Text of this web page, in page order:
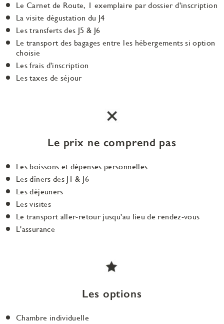
Le Carnet de Route, 1 exemplaire par dossier d'inscription
La visite dégustation du J4
Les transferts des J5 & J6
Le transport des bagages entre les hébergements si option
choisie
Les frais d'inscription
Les taxes de séjour
Le prix ne comprend pas
Les boissons et dépenses personnelles
Les dîners des J1 & J6
Les déjeuners
Les visites
Le transport aller-retour jusqu'au lieu de rendez-vous
L'assurance
Les options
Chambre individuelle